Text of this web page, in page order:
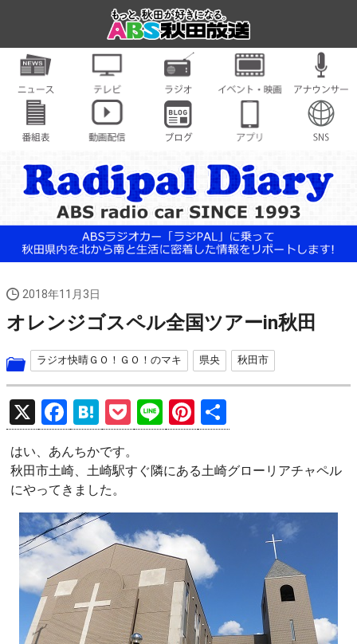
2018年11月3日
オレンジゴスペル全国ツアーin秋田
ラジオ快晴ＧＯ！ＧＯ！のマキ 県央 秋田市
X
F
a
ce
b
o
o
k
H
at
e
n
a
P
o
ck
Li
n
e
Pi
nt
er
t
有
はい、あんちかです。
秋田市土崎、土崎駅すぐ隣にある土崎グローリアチャペル
にやってきました。